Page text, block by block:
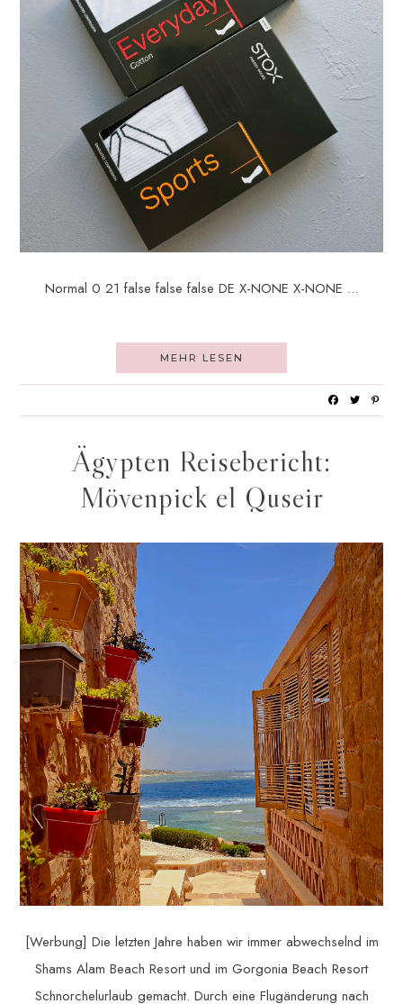
Normal 0 21 false false false DE X-NONE X-NONE ...
MEHR LESEN
Ägypten Reisebericht:
Mövenpick el Quseir
[Werbung] Die letzten Jahre haben wir immer abwechselnd im
Shams Alam Beach Resort und im Gorgonia Beach Resort
Schnorchelurlaub gemacht. Durch eine Flugänderung nach